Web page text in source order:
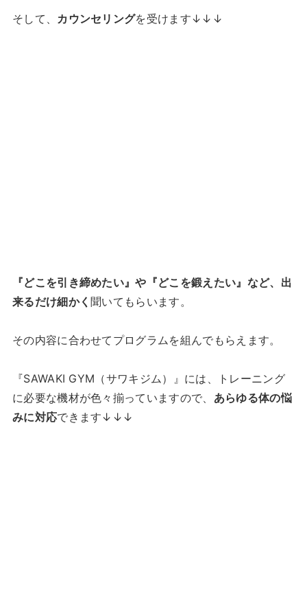
そして、 カウンセリングを受けます↓↓↓
『どこを引き締めたい』や『どこを鍛えたい』など、出
来るだけ細かく聞いてもらいます。
その内容に合わせてプログラムを組んでもらえます。
『SAWAKI GYM（サワキジム）』には、トレーニング
に必要な機材が色々揃っていますので、 あらゆる体の悩
みに対応できます↓↓↓